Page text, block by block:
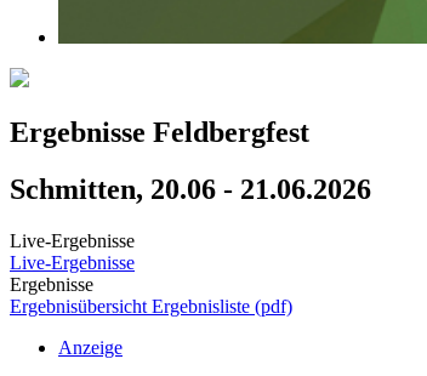
Ergebnisse Feldbergfest
Schmitten, 20.06 - 21.06.2026
Live-Ergebnisse
Live-Ergebnisse
Ergebnisse
Ergebnisübersicht Ergebnisliste (pdf)
Anzeige